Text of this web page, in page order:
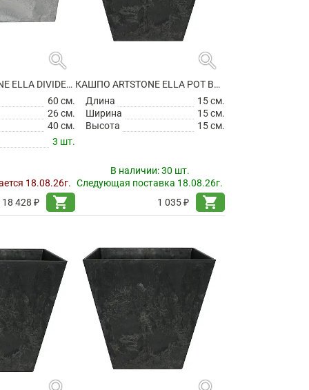
search
КАШПО ARTSTONE ELLA DIVIDER GREY
60 см.
26 см.
40 см.
3 шт.
18.08.26г.
18 428 ₽
shopping_cart
search
КАШПО ARTSTONE ELLA POT BLACK
Длина
15 см.
Ширина
15 см.
Высота
15 см.
В наличии:30 шт.
Следующая поставка 18.08.26г.
1 035 ₽
shopping_cart